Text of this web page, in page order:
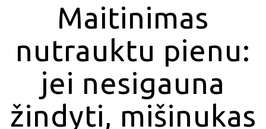
Maitinimas
nutrauktu pienu:
jei nesigauna
žindyti, mišinukas